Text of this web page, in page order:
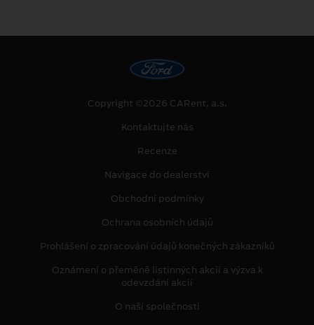
Copyright ©2026 CARent, a.s.
Kontaktujte nás
Recenze
Navigace do dealerství
Obchodní podmínky
Ochrana osobních údajů
Prohlášení o zpracování údajů konečných zákazníků
Oznámení o přeměně listinných akcií a výzva k
odevzdání akcií
O naší společnosti